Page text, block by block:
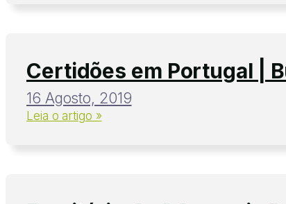
Certidões em Portugal |
16 Agosto, 2019
Leia o artigo »